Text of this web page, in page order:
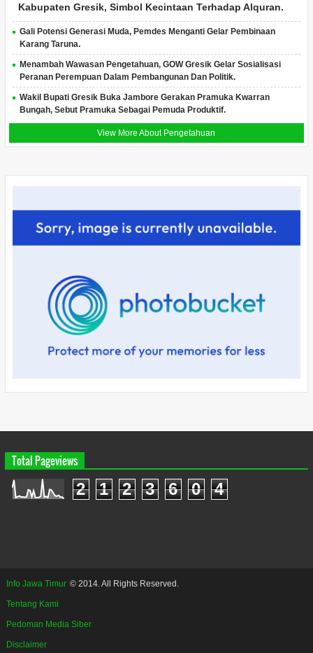
Kabupaten Gresik, Simbol Kecintaan Terhadap Alquran.
Gali Potensi Generasi Muda, Pemdes Menganti Gelar Pembinaan
Karang Taruna.
Menambah Wawasan Pengetahuan, GOW Gresik Gelar Sosialisasi
Peranan Perempuan Dalam Pembangunan Dan Politik.
Wakil Bupati Gresik Buka Jambore Gerakan Pramuka Kwarran
Bungah, Sebut Pramuka Sebagai Pemuda Produktif.
View More About Pengetahuan
Total Pageviews
2 1 2 3 6 0 4
Info Jawa Timur © 2014. All Rights Reserved.
Tentang Kami
Pedoman Media Siber
Disclaimer